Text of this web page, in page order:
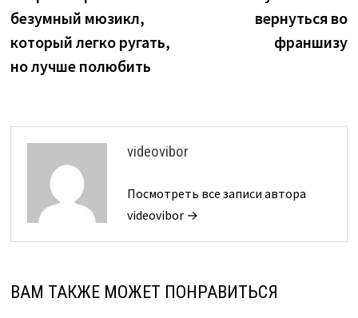
безумный мюзикл,
который легко ругать,
но лучше полюбить
вернуться во
франшизу
videovibor
Посмотреть все записи автора
videovibor →
ВАМ ТАКЖЕ МОЖЕТ ПОНРАВИТЬСЯ